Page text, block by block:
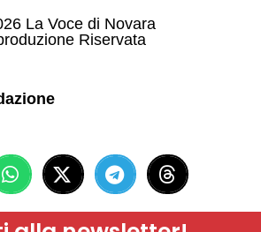
La Voce di Novara
Riservata